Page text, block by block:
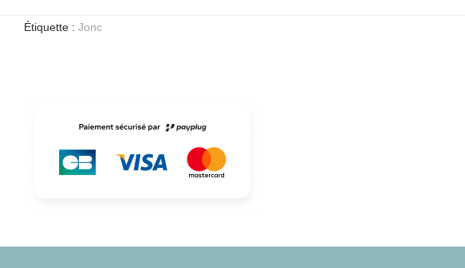
Étiquette : Jonc